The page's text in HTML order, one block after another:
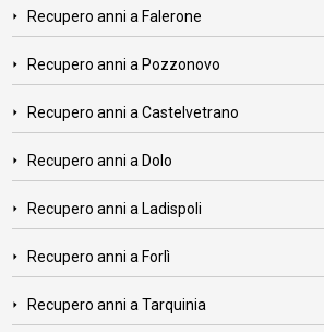
Recupero anni a Falerone
Recupero anni a Pozzonovo
Recupero anni a Castelvetrano
Recupero anni a Dolo
Recupero anni a Ladispoli
Recupero anni a Forlì
Recupero anni a Tarquinia